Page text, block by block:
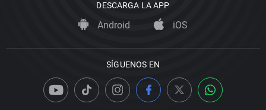
DESCARGA LA APP
Android iOS
SÍGUENOS EN